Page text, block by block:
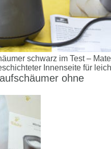
schwarz im Test –
Innenseite für
ohne